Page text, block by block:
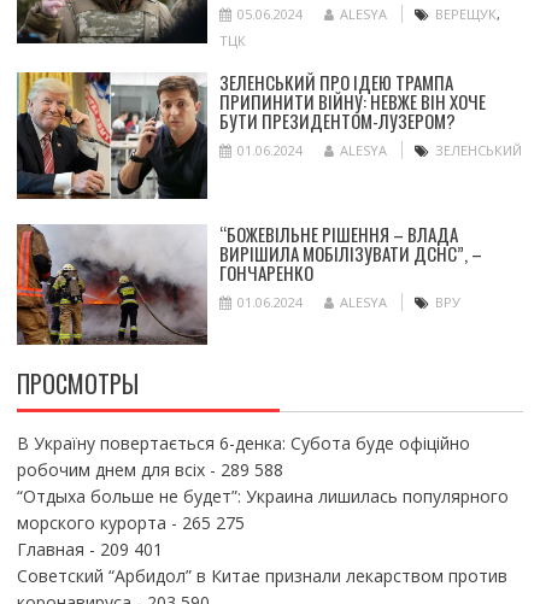
05.06.2024 ALESYA ВЕРЕЩУК,
ТЦК
ЗЕЛЕНСЬКИЙ ПРО ІДЕЮ ТРАМПА
ПРИПИНИТИ ВІЙНУ: НЕВЖЕ ВІН ХОЧЕ
БУТИ ПРЕЗИДЕНТОМ-ЛУЗЕРОМ?
01.06.2024 ALESYA ЗЕЛЕНСЬКИЙ
“БОЖЕВІЛЬНЕ РІШЕННЯ – ВЛАДА
ВИРІШИЛА МОБІЛІЗУВАТИ ДСНС”, –
ГОНЧАРЕНКО
01.06.2024 ALESYA ВРУ
ПРОСМОТРЫ
В Україну повертається 6-денка: Субота буде офіційно
робочим днем для всіх- 289 588
“Отдыха больше не будет”: Украина лишилась популярного
морского курорта - 265 275
Главная - 209 401
Советский “Арбидол” в Китае признали лекарством против